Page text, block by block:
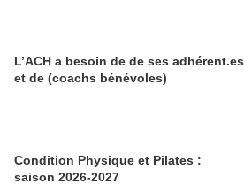
L’ACH a besoin de de ses adhérent.es
et de (coachs bénévoles)
Condition Physique et Pilates :
saison 2026-2027